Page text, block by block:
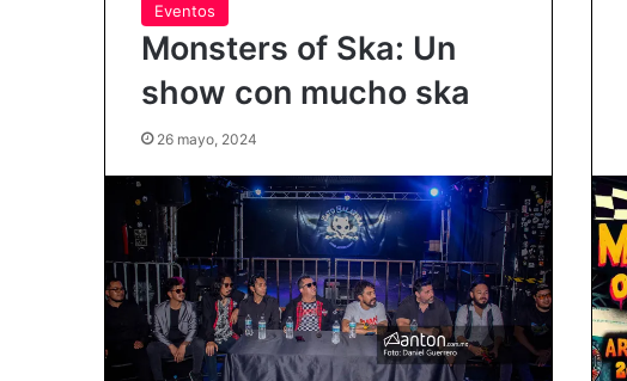
Eventos
Monsters of Ska: Un
show con mucho ska
26 mayo, 2024